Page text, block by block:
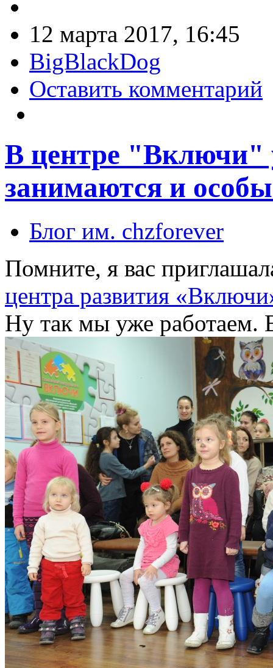
12 марта 2017, 16:45
BigBlackDog
Оставить комментарий
В центре "Включи"
занимаются и
Блог им. chzforever
Помните, я вас
центра развития
Ну так мы уже работаем.